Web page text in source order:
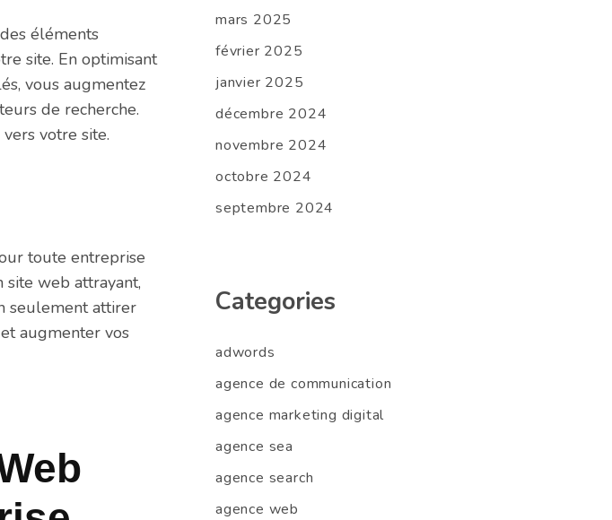
éléments
site. En optimisant
vous augmentez
de recherche.
votre site.
toute entreprise
site web attrayant,
seulement attirer
augmenter vos
mars 2025
février 2025
janvier 2025
décembre 2024
novembre 2024
octobre 2024
septembre 2024
Categories
adwords
agence de communication
agence marketing digital
agence sea
agence search
agence web